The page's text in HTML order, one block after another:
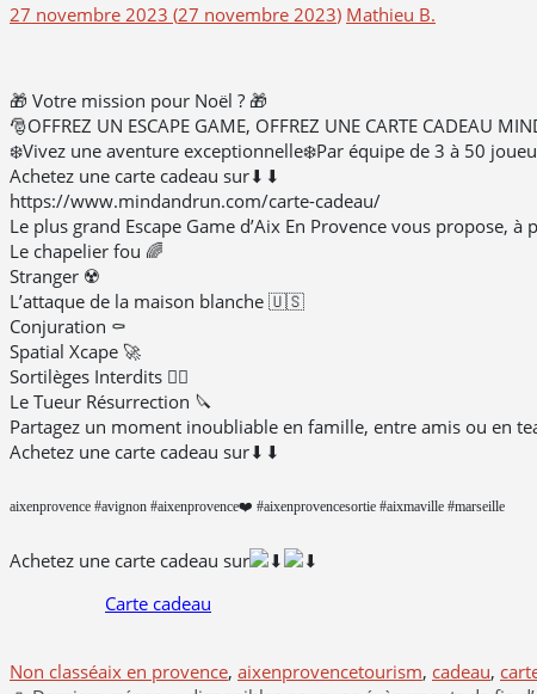
27 novembre 2023 (27 novembre 2023) Mathieu B.
🎁 Votre mission pour Noël ? 🎁
🎅OFFREZ UN ESCAPE GAME, OFFREZ UNE CARTE CADEAU
❄️Vivez une aventure exceptionnelle❄️Par équipe de 3 à 50
Achetez une carte cadeau sur⬇⬇
https://www.mindandrun.com/carte-cadeau/
Le plus grand Escape Game d’Aix En Provence vous propose,
Le chapelier fou 🌈
Stranger ☢️
L’attaque de la maison blanche 🇺🇸
Conjuration ⚰️
Spatial Xcape 🚀
Sortilèges Interdits 🧙‍♂️
Le Tueur Résurrection 🔪
Partagez un moment inoubliable en famille, entre amis ou en
Achetez une carte cadeau sur⬇⬇
aixenprovence #avignon #aixenprovence❤️ #aixenprovencesortie #aixmaville #marseille
Achetez une carte cadeau sur
Carte cadeau
Non classéaix en provence, aixenprovencetourism, cadeau,